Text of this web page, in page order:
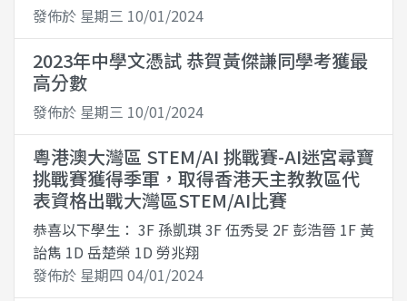
發佈於 星期三 10/01/2024
2023年中學文憑試 恭賀黃傑謙同學考獲最
高分數
發佈於 星期三 10/01/2024
粵港澳大灣區 STEM/AI 挑戰賽-AI迷宮尋寶
挑戰賽獲得季軍，取得香港天主教教區代
表資格出戰大灣區STEM/AI比賽
恭喜以下學生： 3F 孫凱琪 3F 伍秀旻 2F 彭浩晉 1F 黃
詒雋 1D 岳楚榮 1D 勞兆翔
發佈於 星期四 04/01/2024